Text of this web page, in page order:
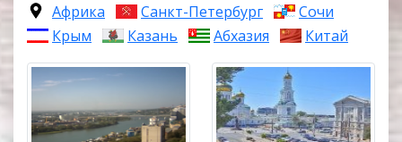
Африка
Санкт-Петербург
Сочи
Крым
Казань Абхазия Китай